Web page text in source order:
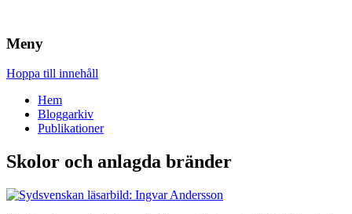
Wuz
Meny
Hoppa till innehåll
Hem
Bloggarkiv
Publikationer
Skolor och anlagda bränder